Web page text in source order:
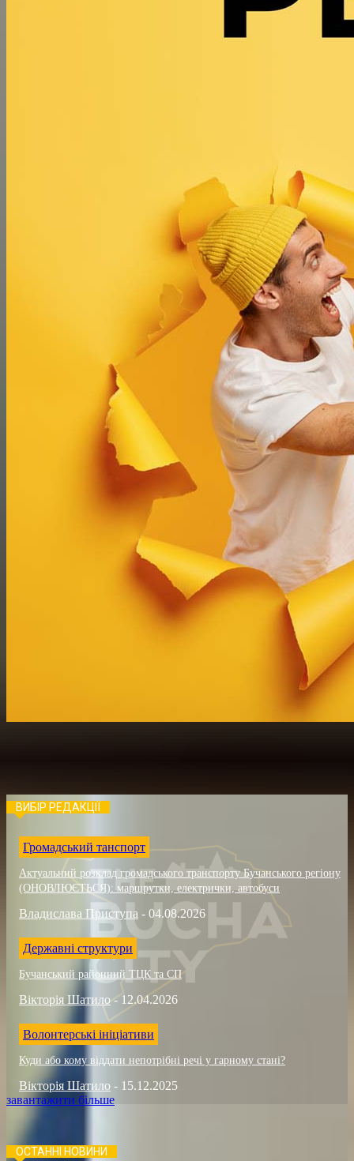
ВИБІР РЕДАКЦІЇ
Громадський танспорт
Актуальний розклад громадського транспорту Бучанського регіону
(ОНОВЛЮЄТЬСЯ): маршрутки, електрички, автобуси
Владислава Приступа - 04.08.2026
Державні структури
Бучанський районний ТЦК та СП
Вікторія Шатило - 12.04.2026
Волонтерські ініціативи
Куди або кому віддати непотрібні речі у гарному стані?
Вікторія Шатило - 15.12.2025
завантажити більше
ОСТАННІ НОВИНИ